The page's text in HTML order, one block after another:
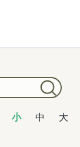
小 中 大